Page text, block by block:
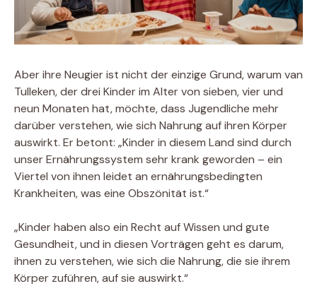
Aber ihre Neugier ist nicht der einzige Grund, warum van
Tulleken, der drei Kinder im Alter von sieben, vier und
neun Monaten hat, möchte, dass Jugendliche mehr
darüber verstehen, wie sich Nahrung auf ihren Körper
auswirkt. Er betont: „Kinder in diesem Land sind durch
unser Ernährungssystem sehr krank geworden – ein
Viertel von ihnen leidet an ernährungsbedingten
Krankheiten, was eine Obszönität ist.“
„Kinder haben also ein Recht auf Wissen und gute
Gesundheit, und in diesen Vorträgen geht es darum,
ihnen zu verstehen, wie sich die Nahrung, die sie ihrem
Körper zuführen, auf sie auswirkt.“